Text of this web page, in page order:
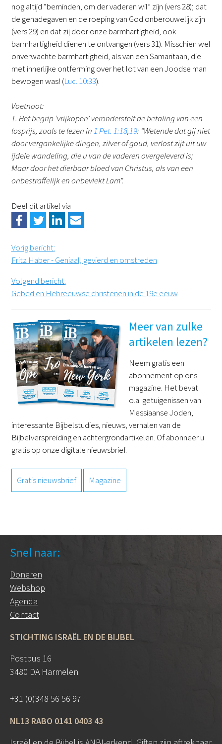
nog altijd “beminden, om der vaderen wil” zijn (vers 28); dat
de genadegaven en de roeping van God onberouwelijk zijn
(vers 29) en dat zij door onze barmhartigheid, ook
barmhartigheid dienen te ontvangen (vers 31). Misschien wel
onverwachte barmhartigheid, als van een Samaritaan, die
met innerlijke ontferming over het lot van een Joodse man
bewogen was! (Luc. 10:33).
Voetnoot:
1. Het begrip ‘vrijkopen’ veronderstelt de betaling van een
losprijs, zoals te lezen in1 Pet. 1:18,19: “Wetende dat gij niet
door vergankelijke dingen, zilver of goud, verlost zijt uit uw
ijdele wandeling, die u van de vaderen overgeleverd is;
Maar door het dierbaar bloed van Christus, als van een
onbestraffelijk en onbevlekt Lam”.
Deel dit artikel via
Vorig bericht:
Fritz Haber - Geniaal, gevierd en omstreden
Volgend bericht:
Gebed en Hebreeuwse christenen in de 19e eeuw
Meer van zulke
artikelen lezen?
Neem gratis een
abonnement op ons
magazine. Het bevat
o.a. getuigenissen van
Messiaanse Joden,
interessante Bijbelstudies, nieuws, verhalen van de
Bijbelverspreiding en achtergrondartikelen. Of abonneer u
gratis op onze digitale nieuwsbrief.
Gratis nieuwsbrief Magazine
Snel naar:
Doneren
Webshop
Agenda
Contact
STICHTING ISRAËL EN DE BIJBEL
Postbus 16
3480 DA Harmelen
+31 (0)348 56 56 97
NL13 RABO 0141 0403 43